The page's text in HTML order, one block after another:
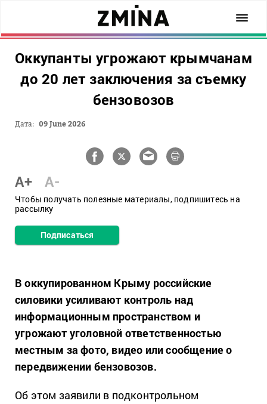
Оккупанты угрожают крымчанам
до 20 лет заключения за съемку
бензовозов
Дата: 09 June 2026
A+ A-
Чтобы получать полезные материалы, подпишитесь на
рассылку
Подписаться
В оккупированном Крыму российские
силовики усиливают контроль над
информационным пространством и
угрожают уголовной ответственностью
местным за фото, видео или сообщение о
передвижении бензовозов.
Об этом заявили в подконтрольном